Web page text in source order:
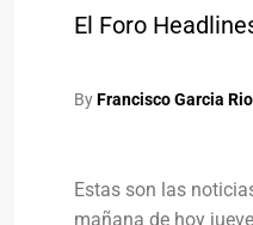
El Foro
ByFrancisco Garcia
Estas son las
mañana de hoy